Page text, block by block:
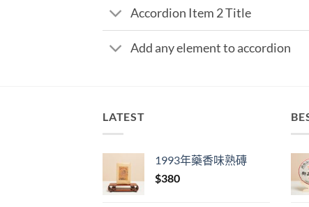
Accordion Item 2 Title
Add any element to accordion
LATEST
1993年藥香味熟磚
$380